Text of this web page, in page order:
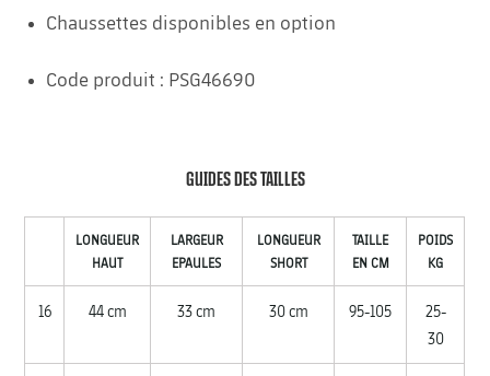
Chaussettes disponibles en option
Code produit : PSG46690
GUIDES DES TAILLES
LONGUEUR
HAUT
LARGEUR
EPAULES
LONGUEUR
SHORT
TAILLE
EN CM
POIDS
KG
16 44 cm 33 cm 30 cm 95-105
25-
30